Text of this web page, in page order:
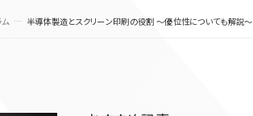
半導体製造とスクリーン印刷の役割 ～優位性についても解説～